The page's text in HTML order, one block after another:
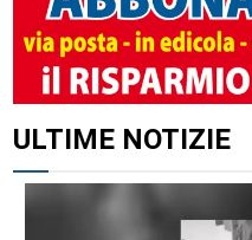
ALTRI ARTICOLI